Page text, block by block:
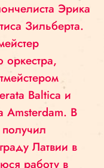
Эрика
Зильберта.
оркестра,
Baltica и
Amsterdam. В
Латвии в
работу в